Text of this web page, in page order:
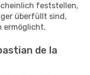
feststellen,
überfüllt sind,
ermöglicht.
de la